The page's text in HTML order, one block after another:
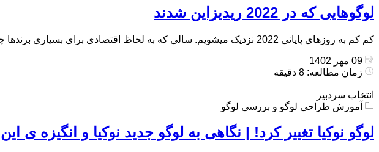
لوگوهایی که در 2022 ریدیزاین شدند
کم کم به روزهای پایانی 2022 نزدیک میشویم. سالی که به لحاظ اقتصادی برای بسیاری برندها چه در دنیا و چه در ایران روشن نبود. […]
زمان مطالعه: 8 دقیقه
انتخاب سردبیر
آموزش طراحی لوگو و بررسی لوگو
لوگو نوکیا تغییر کرد! | نگاهی به لوگو جدید نوکیا و انگیزه ی این